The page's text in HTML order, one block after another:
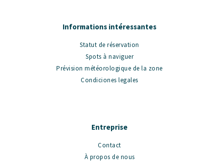
Informations intéressantes
Statut de réservation
Spots à naviguer
Prévision météorologique de la zone
Condiciones legales
Entreprise
Contact
À propos de nous